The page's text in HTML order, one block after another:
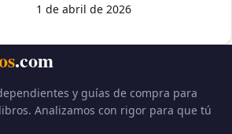
1 de abril de 2026
.com
y guías de compra para
Analizamos con rigor para que tú